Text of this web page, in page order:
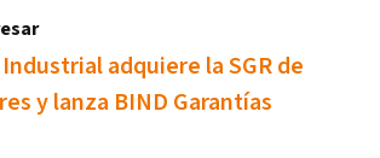
adquiere la SGR de
y lanza BIND Garantí­as